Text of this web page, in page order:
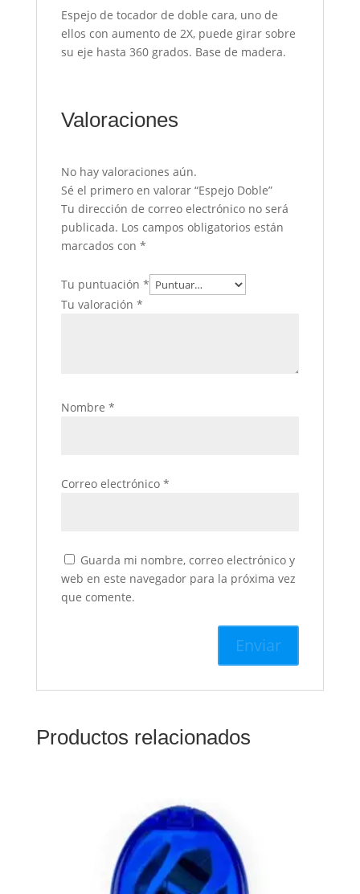
Espejo de tocador de doble cara, uno de
ellos con aumento de 2X, puede girar sobre
su eje hasta 360 grados. Base de madera.
Valoraciones
No hay valoraciones aún.
Sé el primero en valorar “Espejo Doble”
Tu dirección de correo electrónico no será
publicada. Los campos obligatorios están
marcados con *
Tu puntuación *
Tu valoración *
Nombre *
Correo electrónico *
Guarda mi nombre, correo electrónico y
web en este navegador para la próxima vez
que comente.
Productos relacionados